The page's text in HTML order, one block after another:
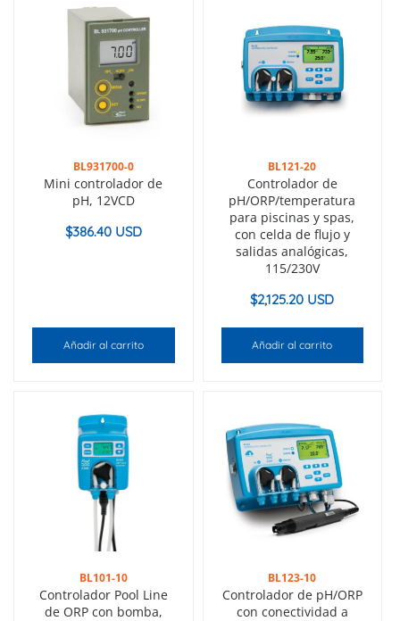
BL931700-0
Mini controlador de
pH, 12VCD
$386.40 USD
Añadir al carrito
BL121-20
Controlador de
pH/ORP/temperatura
para piscinas y spas,
con celda de flujo y
salidas analógicas,
115/230V
$2,125.20 USD
Añadir al carrito
BL101-10
Controlador Pool Line
de ORP con bomba,
BL123-10
Controlador de pH/ORP
con conectividad a